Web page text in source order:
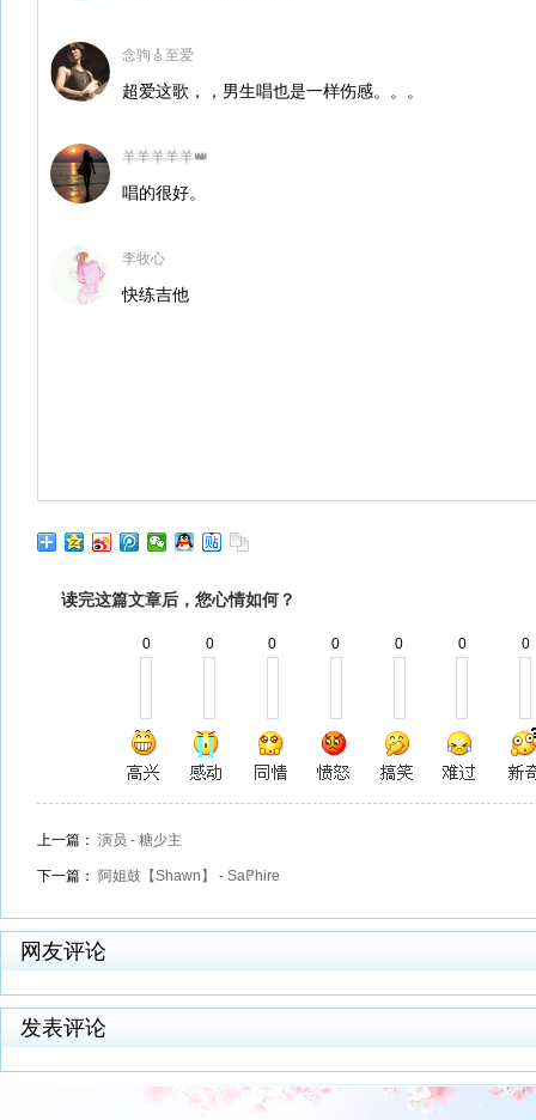
念驹🎸至爱
超爱这歌，，男生唱也是一样伤感。。。
羊羊羊羊羊👑
唱的很好。
李牧心
快练吉他
读完这篇文章后，您心情如何？
0 0 0 0 0 0 0
上一篇： 演员 - 糖少主
下一篇： 阿姐鼓【Shawn】 - Saℙhire
网友评论
发表评论